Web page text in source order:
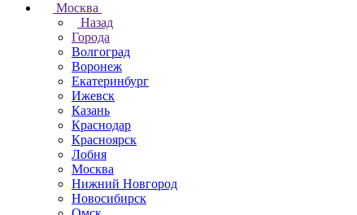
Москва
Назад
Города
Волгоград
Воронеж
Екатеринбург
Ижевск
Казань
Краснодар
Красноярск
Лобня
Москва
Нижний Новгород
Новосибирск